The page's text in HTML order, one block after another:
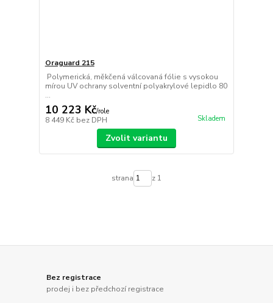
Oraguard 215
Polymerická, měkčená válcovaná fólie s vysokou
mírou UV ochrany solventní polyakrylové lepidlo 80
...
10 223 Kč/role
8 449 Kč bez DPH Skladem
Zvolit variantu
strana z 1
Bez registrace
prodej i bez předchozí registrace